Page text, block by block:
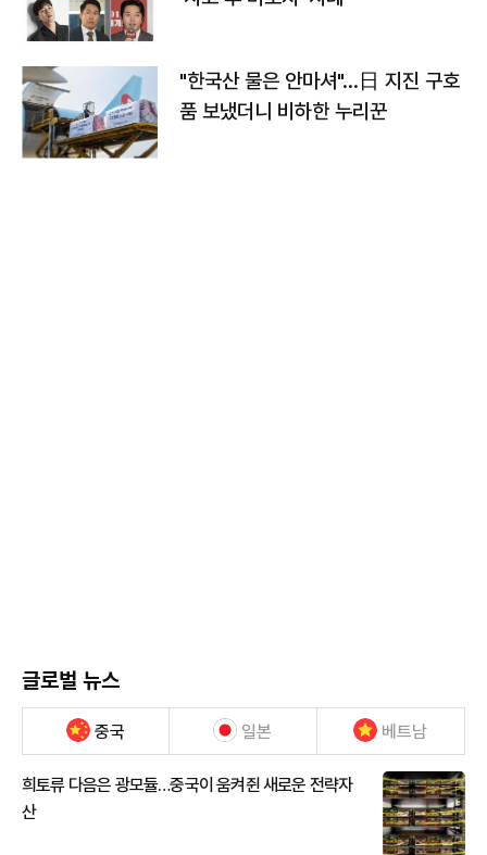
"한국산 물은 안마셔"…日 지진 구호
품 보냈더니 비하한 누리꾼
글로벌 뉴스
중국 일본 베트남
희토류 다음은 광모듈…중국이 움켜쥔 새로운 전략자
산